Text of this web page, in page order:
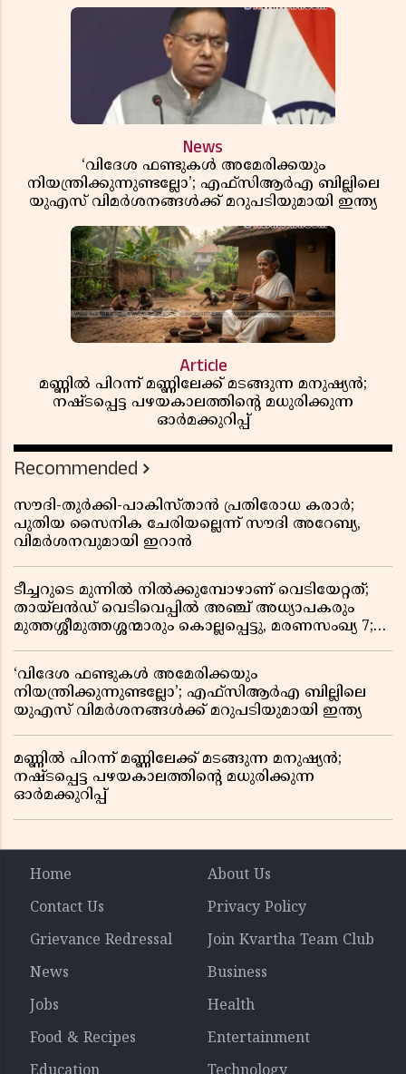
News
‘വിദേശ ഫണ്ടുകൾ അമേരിക്കയും
നിയന്ത്രിക്കുന്നുണ്ടല്ലോ’; എഫ്സിആർഎ ബില്ലിലെ
യുഎസ് വിമർശനങ്ങൾക്ക് മറുപടിയുമായി ഇന്ത്യ
Article
മണ്ണിൽ പിറന്ന് മണ്ണിലേക്ക് മടങ്ങുന്ന മനുഷ്യൻ;
നഷ്ടപ്പെട്ട പഴയകാലത്തിൻ്റെ മധുരിക്കുന്ന
ഓർമക്കുറിപ്പ്
Recommended
സൗദി-തുർക്കി-പാകിസ്താൻ പ്രതിരോധ കരാർ;
പുതിയ സൈനിക ചേരിയല്ലെന്ന് സൗദി അറേബ്യ,
വിമർശനവുമായി ഇറാൻ
ടീച്ചറുടെ മുന്നിൽ നിൽക്കുമ്പോഴാണ് വെടിയേറ്റത്;
തായ്‌ലൻഡ് വെടിവെപ്പിൽ അഞ്ച് അധ്യാപകരും
മുത്തശ്ശീമുത്തശ്ശന്മാരും കൊല്ലപ്പെട്ടു, മരണസംഖ്യ 7;
‘വിദേശ ഫണ്ടുകൾ അമേരിക്കയും
നിയന്ത്രിക്കുന്നുണ്ടല്ലോ’; എഫ്സിആർഎ ബില്ലിലെ
യുഎസ് വിമർശനങ്ങൾക്ക് മറുപടിയുമായി ഇന്ത്യ
മണ്ണിൽ പിറന്ന് മണ്ണിലേക്ക് മടങ്ങുന്ന മനുഷ്യൻ;
നഷ്ടപ്പെട്ട പഴയകാലത്തിൻ്റെ മധുരിക്കുന്ന
ഓർമക്കുറിപ്പ്
Home
About Us
Contact Us
Privacy Policy
Grievance Redressal
Join Kvartha Team Club
News
Business
Jobs
Health
Food & Recipes
Entertainment